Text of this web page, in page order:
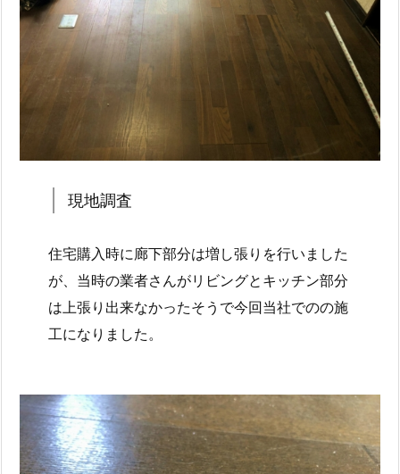
現地調査
住宅購入時に廊下部分は増し張りを行いました
が、当時の業者さんがリビングとキッチン部分
は上張り出来なかったそうで今回当社でのの施
工になりました。